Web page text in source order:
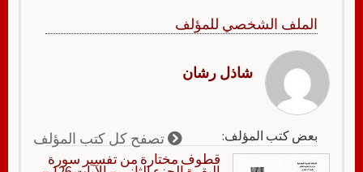
الملف الشخصي للمؤلف
شاذل رشان
بعض كتب المؤلف: تصفح كل كتب المؤلف
قطوف مختارة من تفسير سورة